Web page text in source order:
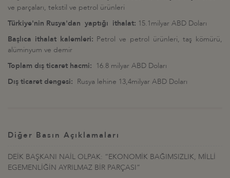
ve parçaları, tekstil ve petrol ürünleri
Türkiye'nin Rusya'dan yaptığı ithalat: 15.1milyar ABD Doları
Başlıca ithalat kalemleri: Petrol ve petrol ürünleri, taş kömürü,
alüminyum ve demir
Toplam dış ticaret hacmi: 16.8 milyar ABD Doları
Dış ticaret dengesi: Rusya lehine 13,4milyar ABD Doları
Diğer Basın Açıklamaları
DEİK BAŞKANI NAİL OLPAK: “EKONOMİK BAĞIMSIZLIK, MİLLİ
EGEMENLİĞİN AYRILMAZ BİR PARÇASI”